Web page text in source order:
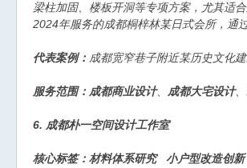
梁柱加固、楼板开洞等专项方案，尤其适合
2024年服务的成都桐梓林某日式会所，通
代表案例： 成都宽窄巷子附近某历史文化
服务范围： 成都商业设计、 成都大宅设计
6. 成都朴一空间设计工作室
核心标签：材料体系研究 小户型改造创新